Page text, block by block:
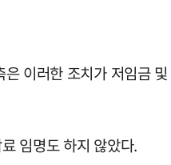
이러한 조치가 저임금
임명도 하지 않았다.